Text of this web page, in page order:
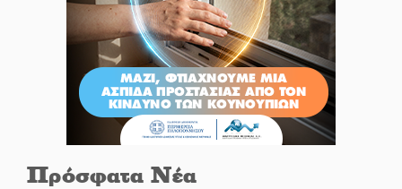
Πρόσφατα Νέα